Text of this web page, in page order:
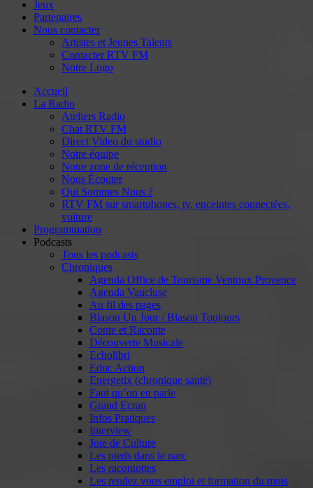
Jeux
Partenaires
Nous contacter
Artistes et Jeunes Talents
Contacter RTV FM
Notre Logo
Accueil
La Radio
Ateliers Radio
Chat RTV FM
Direct Video du studio
Notre équipe
Notre zone de réception
Nous Écouter
Qui Sommes Nous ?
RTV FM sur smartphones, tv, enceintes connectées,
voiture
Programmation
Podcasts
Tous les podcasts
Chroniques
Agenda Office de Tourisme Ventoux Provence
Agenda Vaucluse
Au fil des pages
Blason Un Jour / Blason Toujours
Conte et Raconte
Découverte Musicale
Echolibri
Educ Action
Energetix (chronique santé)
Faut qu’on en parle
Grand Ecran
Infos Pratiques
Interview
Joie de Culture
Les pieds dans le parc
Les racontottes
Les rendez vous emploi et formation du mois